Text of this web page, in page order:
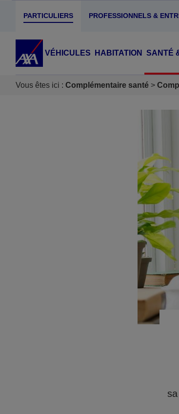
PARTICULIERS PROFESSIONNELS &
VÉHICULES HABITATION SANTÉ
Vous êtes ici : Complémentaire santé